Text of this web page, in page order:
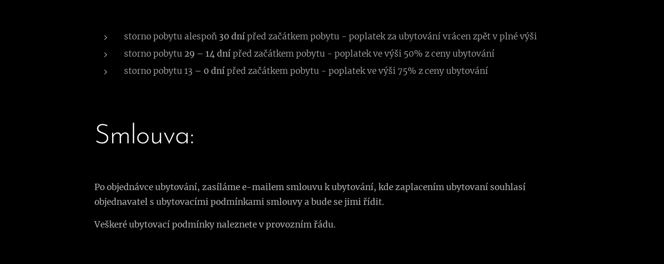
storno pobytu alespoň30 dnípřed začátkem pobytu - poplatek za ubytování vrácen zpět v plné výši
storno pobytu 29 – 14 dnípřed začátkem pobytu - poplatek ve výši 50% z ceny ubytování
storno pobytu 13 – 0 dnípřed začátkem pobytu - poplatek ve výši 75% z ceny ubytování
Smlouva:
Po objednávce ubytování, zasíláme e-mailem smlouvu k ubytování, kde zaplacením ubytovaní souhlasí
objednavatel s ubytovacími podmínkami smlouvy a bude se jimi řídit.
Veškeré ubytovací podmínky naleznete v provozním řádu.